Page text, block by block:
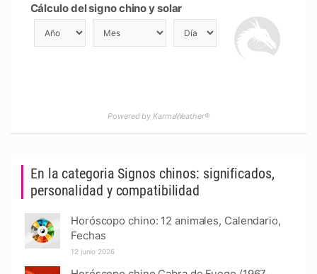
En la categoria Signos chinos: significados,
personalidad y compatibilidad
Horóscopo chino: 12 animales, Calendario,
Fechas
12 junio 2026
Cálculo del signo chino y solar
Powered by KarmaWeather®